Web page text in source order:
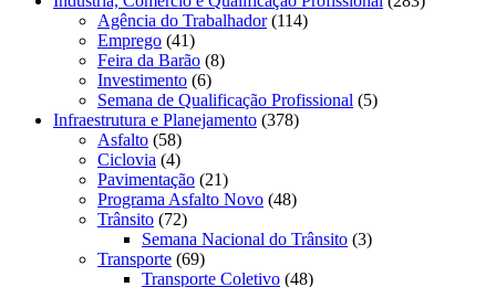
Agência do Trabalhador(114)
Emprego (41)
Feira da Barão (8)
Investimento (6)
Semana de Qualificação Profissional (5)
Infraestrutura e Planejamento (378)
Asfalto (58)
Ciclovia (4)
Pavimentação (21)
Programa Asfalto Novo (48)
Trânsito (72)
Semana Nacional do Trânsito (3)
Transporte (69)
Transporte Coletivo (48)